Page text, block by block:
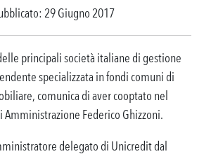
29 Giugno 2017
principali società italiane di gestione
specializzata in fondi comuni di
comunica di aver cooptato nel
Federico Ghizzoni.
delegato di Unicredit dal